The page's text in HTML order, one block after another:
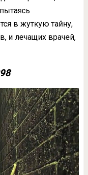
в жуткую тайну,
и лечащих врачей,